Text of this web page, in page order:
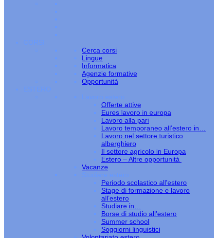
CORSI
Cerca corsi
Lingue
Informatica
Agenzie formative
Opportunità
ESTERO
Lavoro estero
Offerte attive
Eures lavoro in europa
Lavoro alla pari
Lavoro temporaneo all’estero in…
Lavoro nel settore turistico
alberghiero
Il settore agricolo in Europa
Estero – Altre opportunità
Vacanze
Studiare estero
Periodo scolastico all’estero
Stage di formazione e lavoro
all’estero
Studiare in…
Borse di studio all'estero
Summer school
Soggiorni linguistici